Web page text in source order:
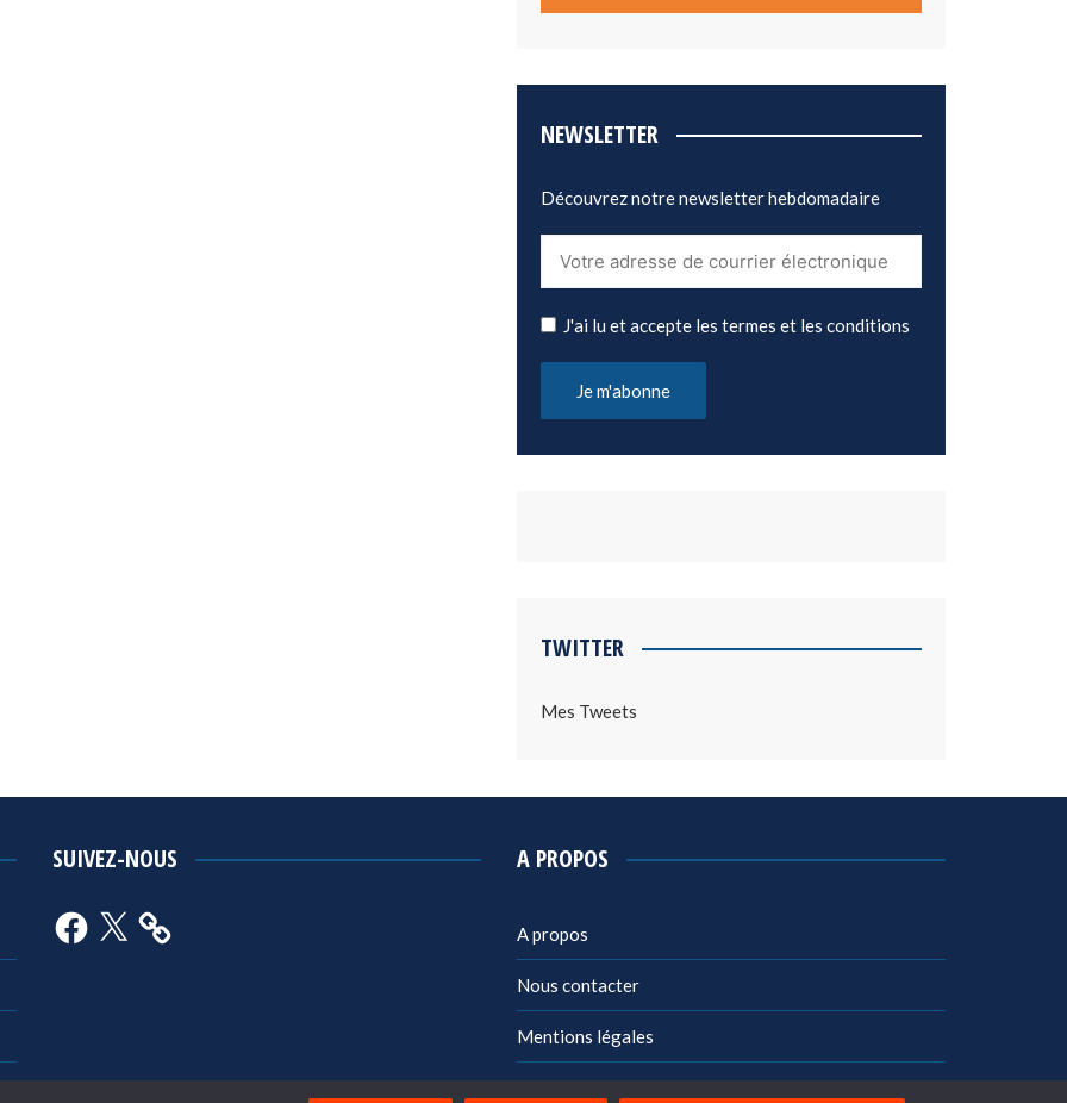
NEWSLETTER
Découvrez notre newsletter hebdomadaire
J'ai lu et accepte les termes et les conditions
TWITTER
Mes Tweets
SUIVEZ-NOUS
Facebook
X
A PROPOS
A propos
Nous contacter
Mentions légales
Politique de confidentialité